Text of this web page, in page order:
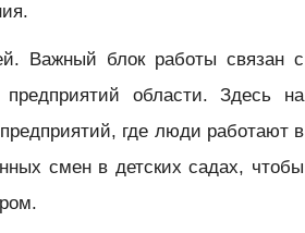
Важный блок работы связан с
области. Здесь на
где люди работают в
смен в детских садах, чтобы